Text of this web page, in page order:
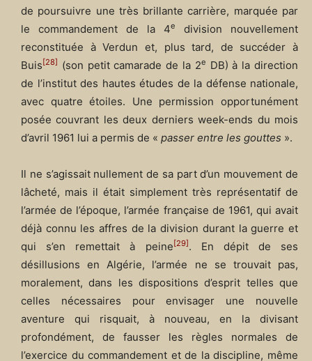
de poursuivre une très brillante carrière, marquée par
le commandement de la 4e
division nouvellement
reconstituée à Verdun et, plus tard, de succéder à
Buis [28] (son petit camarade de la 2e DB) à la direction
de l’institut des hautes études de la défense nationale,
avec quatre étoiles. Une permission opportunément
posée couvrant les deux derniers week-ends du mois
d’avril 1961 lui a permis de « passer entre les gouttes ».
Il ne s’agissait nullement de sa part d’un mouvement de
lâcheté, mais il était simplement très représentatif de
l’armée de l’époque, l’armée française de 1961, qui avait
déjà connu les affres de la division durant la guerre et
qui s’en remettait à peine [29] . En dépit de ses
désillusions en Algérie, l’armée ne se trouvait pas,
moralement, dans les dispositions d’esprit telles que
celles nécessaires pour envisager une nouvelle
aventure qui risquait, à nouveau, en la divisant
profondément, de fausser les règles normales de
l’exercice du commandement et de la discipline, même